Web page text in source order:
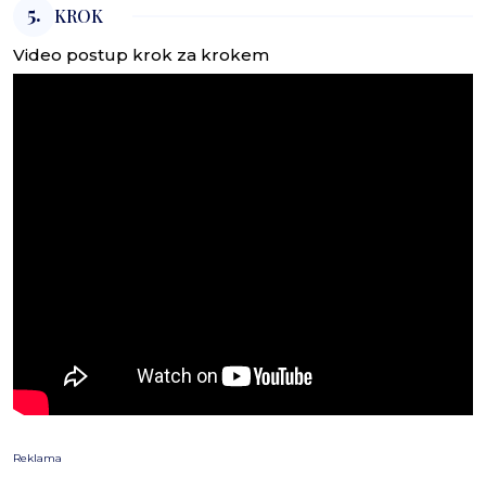
5. KROK
Video postup krok za krokem
Reklama